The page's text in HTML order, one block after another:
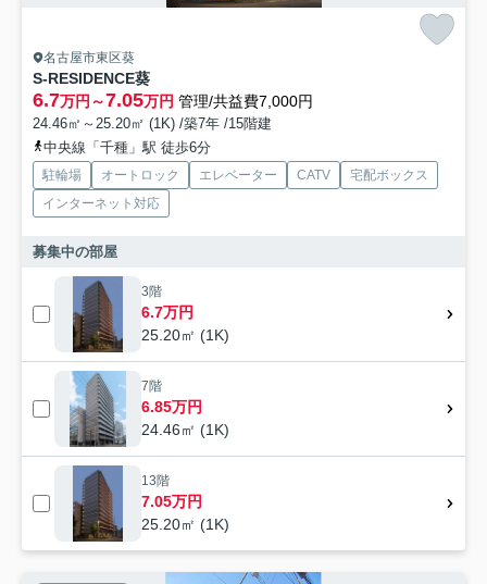
名古屋市東区葵
S-RESIDENCE葵
6.7万円～7.05万円 管理/共益費7,000円
24.46㎡～25.20㎡ (1K) /築7年 /15階建
中央線「千種」駅 徒歩6分
駐輪場 オートロック エレベーター CATV
宅配ボックス
インターネット対応
募集中の部屋
3階
6.7万円
25.20㎡ (1K)
7階
6.85万円
24.46㎡ (1K)
13階
7.05万円
25.20㎡ (1K)